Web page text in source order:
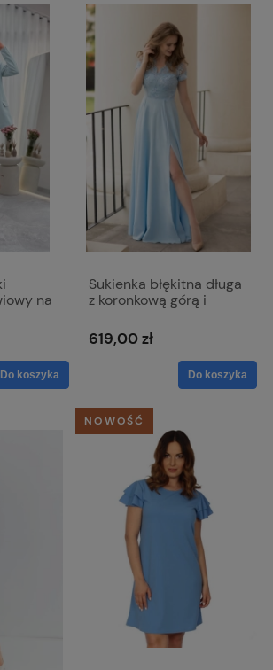
na
-
Do koszyka
Sukienka błękitna długa
z koronkową górą i
Paula
619,00 zł
Do koszyka
NOWOŚĆ